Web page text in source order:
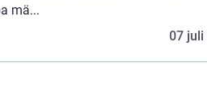
mä...
07 juli